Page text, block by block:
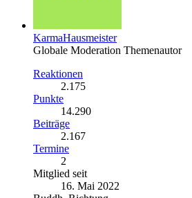
KarmaHausmeister
Globale Moderation Themenautor
Reaktionen
2.175
Punkte
14.290
Beiträge
2.167
Termine
2
Mitglied seit
16. Mai 2022